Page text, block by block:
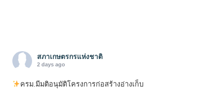
สภาเกษตรกรแห่งชาติ
2 days ago
ครม.มีมติอนุมัติโครงการก่อสร้างอ่างเก็บ